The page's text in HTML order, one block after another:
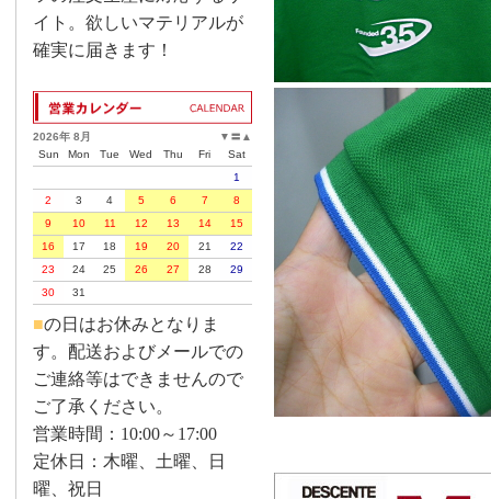
イト。欲しいマテリアルが
確実に届きます！
▲
〓
▼
2026年 8月
Sun
Mon Tue Wed Thu Fri
Sat
1
2
3 4 5 6 7
8
9
10 11 12 13 14
15
16
17 18 19 20 21
22
23
24 25 26 27 28
29
30
31
■の日はお休みとなりま
す。配送およびメールでの
ご連絡等はできませんので
ご了承ください。
営業時間：10:00～17:00
定休日：木曜、土曜、日
曜、祝日